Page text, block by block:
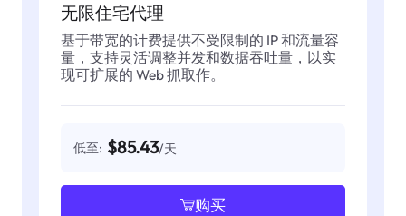
无限住宅代理
基于带宽的计费提供不受限制的 IP 和流量容
量，支持灵活调整并发和数据吞吐量，以实
现可扩展的 Web 抓取作。
低至: $85.43/天
购买